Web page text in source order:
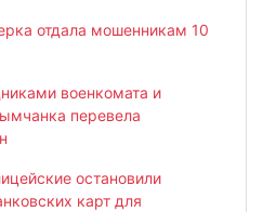
отдала мошенникам 10
военкомата и
перевела
остановили
карт для